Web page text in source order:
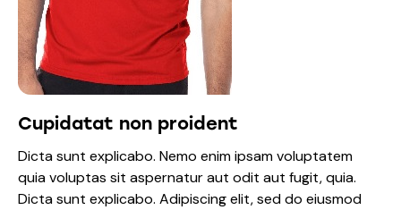
Cupidatat non proident
Dicta sunt explicabo. Nemo enim ipsam voluptatem
quia voluptas sit aspernatur aut odit aut fugit, quia.
Dicta sunt explicabo. Adipiscing elit, sed do eiusmod